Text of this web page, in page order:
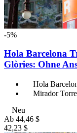
-5%
Hola Barcelona
Glòries: Ohne
Hola
Mirador
Neu
Ab 44,46 $
42,23 $